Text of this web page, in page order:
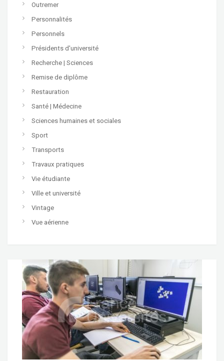
Outremer
Personnalités
Personnels
Présidents d'université
Recherche | Sciences
Remise de diplôme
Restauration
Santé | Médecine
Sciences humaines et sociales
Sport
Transports
Travaux pratiques
Vie étudiante
Ville et université
Vintage
Vue aérienne